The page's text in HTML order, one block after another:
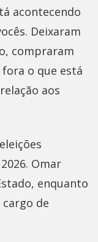
acontecendo
Deixaram
compraram
o que está
aos
Omar
enquanto
de